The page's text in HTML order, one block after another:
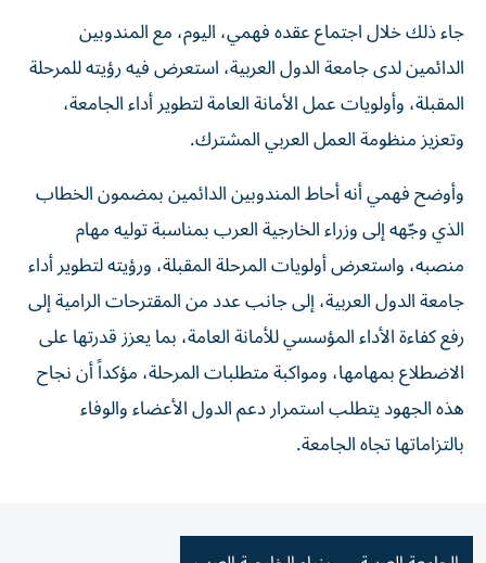
جاء ذلك خلال اجتماع عقده فهمي، اليوم، مع المندوبين
الدائمين لدى جامعة الدول العربية، استعرض فيه رؤيته للمرحلة
المقبلة، وأولويات عمل الأمانة العامة لتطوير أداء الجامعة،
وتعزيز منظومة العمل العربي المشترك.
وأوضح فهمي أنه أحاط المندوبين الدائمين بمضمون الخطاب
الذي وجّهه إلى وزراء الخارجية العرب بمناسبة توليه مهام
منصبه، واستعرض أولويات المرحلة المقبلة، ورؤيته لتطوير أداء
جامعة الدول العربية، إلى جانب عدد من المقترحات الرامية إلى
رفع كفاءة الأداء المؤسسي للأمانة العامة، بما يعزز قدرتها على
الاضطلاع بمهامها، ومواكبة متطلبات المرحلة، مؤكداً أن نجاح
هذه الجهود يتطلب استمرار دعم الدول الأعضاء والوفاء
بالتزاماتها تجاه الجامعة.